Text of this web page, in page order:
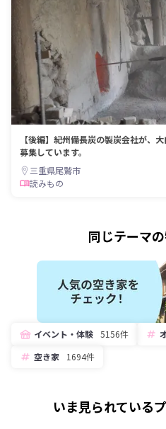
【後編】紀州備長炭の製炭会社が、
募集しています。
三重県尾鷲市
読みもの
同じテーマ
イベント・体験 5156件
空き家
1694件
いま見られている